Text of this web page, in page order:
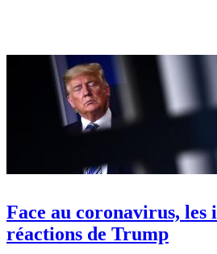
Face au coronavirus, les
réactions de Trump